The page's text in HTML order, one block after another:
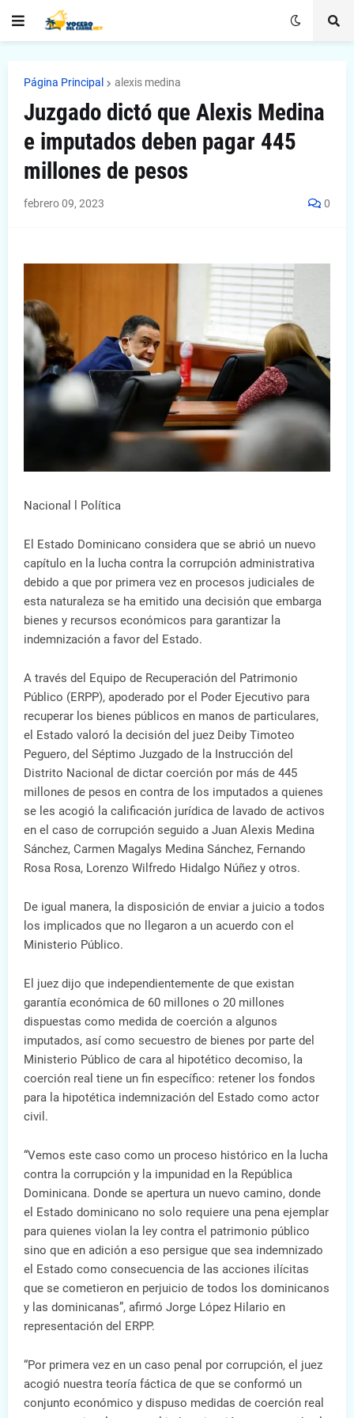
Página Principal alexis medina
Juzgado dictó que Alexis Medina
e imputados deben pagar 445
millones de pesos
febrero 09, 2023 0
Nacional l Política
El Estado Dominicano considera que se abrió un nuevo
capítulo en la lucha contra la corrupción administrativa
debido a que por primera vez en procesos judiciales de
esta naturaleza se ha emitido una decisión que embarga
bienes y recursos económicos para garantizar la
indemnización a favor del Estado.
A través del Equipo de Recuperación del Patrimonio
Público (ERPP), apoderado por el Poder Ejecutivo para
recuperar los bienes públicos en manos de particulares,
el Estado valoró la decisión del juez Deiby Timoteo
Peguero, del Séptimo Juzgado de la Instrucción del
Distrito Nacional de dictar coerción por más de 445
millones de pesos en contra de los imputados a quienes
se les acogió la calificación jurídica de lavado de activos
en el caso de corrupción seguido a Juan Alexis Medina
Sánchez, Carmen Magalys Medina Sánchez, Fernando
Rosa Rosa, Lorenzo Wilfredo Hidalgo Núñez y otros.
De igual manera, la disposición de enviar a juicio a todos
los implicados que no llegaron a un acuerdo con el
Ministerio Público.
El juez dijo que independientemente de que existan
garantía económica de 60 millones o 20 millones
dispuestas como medida de coerción a algunos
imputados, así como secuestro de bienes por parte del
Ministerio Público de cara al hipotético decomiso, la
coerción real tiene un fin específico: retener los fondos
para la hipotética indemnización del Estado como actor
civil.
“Vemos este caso como un proceso histórico en la lucha
contra la corrupción y la impunidad en la República
Dominicana. Donde se apertura un nuevo camino, donde
el Estado dominicano no solo requiere una pena ejemplar
para quienes violan la ley contra el patrimonio público
sino que en adición a eso persigue que sea indemnizado
el Estado como consecuencia de las acciones ilícitas
que se cometieron en perjuicio de todos los dominicanos
y las dominicanas”, afirmó Jorge López Hilario en
representación del ERPP.
“Por primera vez en un caso penal por corrupción, el juez
acogió nuestra teoría fáctica de que se conformó un
conjunto económico y dispuso medidas de coerción real